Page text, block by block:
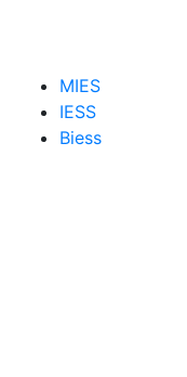
MIES
IESS
Biess